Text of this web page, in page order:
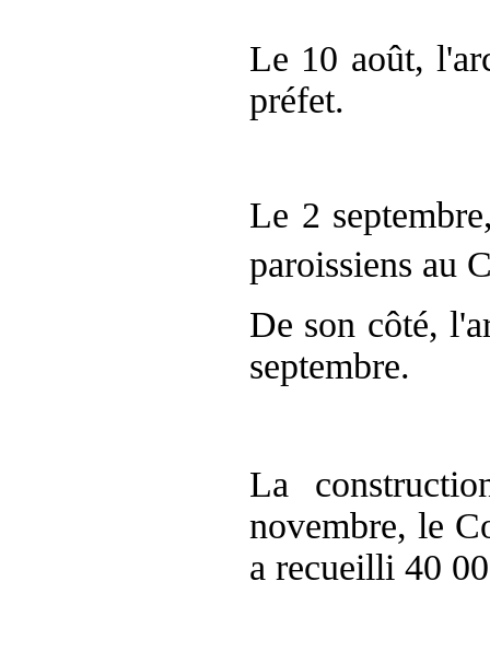
Le 10 août,
préfet.
Le 2
paroissiens au
De son côté,
septembre.
La
novembre, le
a recueilli 40